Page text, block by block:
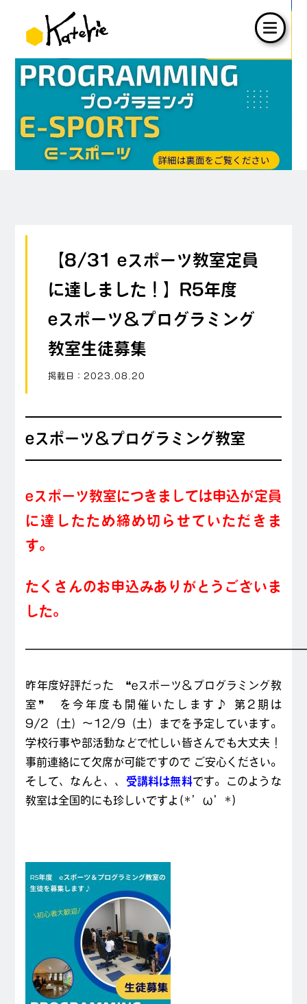
【8/31 eスポーツ教室定員
に達しました！】R5年度
eスポーツ＆プログラミング
教室生徒募集
掲載日： 2023.08.20
eスポーツ＆プログラミング教室
eスポーツ教室につきましては申込が定員
に達したため締め切らせていただきま
す。
たくさんのお申込みありがとうございま
した。
昨年度好評だった ❝eスポーツ＆プログラミング教
室❞ を今年度も開催いたします♪ 第2期は
9/2（土）～12/9（土）までを予定しています。
学校行事や部活動などで忙しい皆さんでも大丈夫！
事前連絡にて欠席が可能ですので ご安心ください。
そして、なんと、、 受講料は無料です。このような
教室は全国的にも珍しいですよ(*’ω’*)